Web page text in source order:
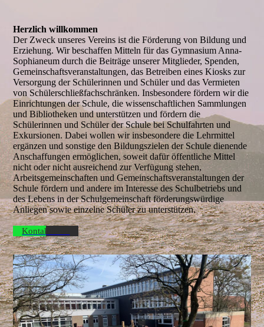
Herzlich willkommen
Der Zweck unseres Vereins ist die Förderung von Bildung und
Erziehung. Wir beschaffen Mitteln für das Gymnasium Anna-
Sophianeum durch die Beiträge unserer Mitglieder, Spenden,
Gemeinschaftsveranstaltungen, das Betreiben eines Kiosks zur
Versorgung der Schülerinnen und Schüler und das Vermieten
von Schülerschließfachschränken. Insbesondere fördern wir die
Einrichtungen der Schule, die wissenschaftlichen Sammlungen
und Bibliotheken und unterstützen und fördern die
Schülerinnen und Schüler der Schule bei Schulfahrten und
Exkursionen. Dabei wollen wir insbesondere die Lehrmittel
ergänzen und sonstige den Bildungszielen der Schule dienende
Anschaffungen ermöglichen, soweit dafür öffentliche Mittel
nicht oder nicht ausreichend zur Verfügung stehen,
Arbeitsgemeinschaften und Gemeinschaftsveranstaltungen der
Schule fördern und andere im Interesse des Schulbetriebs und
des Lebens in der Schulgemeinschaft förderungswürdige
Anliegen sowie einzelne Schüler zu unterstützen.
Kontaktieren